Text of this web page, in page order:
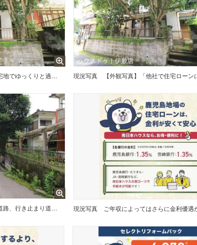
【外観写真】閑静な住宅地でゆっくりと過ごせます 現況写真
【前面道路】南側前面道路、行き止まり道路で交通量少なめです 現況写真